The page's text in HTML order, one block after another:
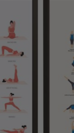
venner Pinky Promise